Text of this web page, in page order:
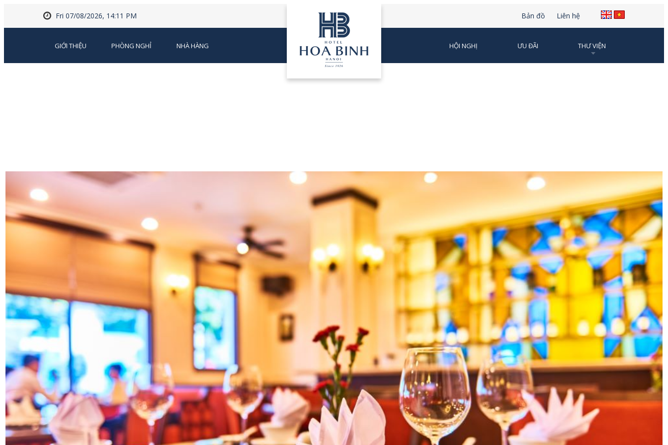
Fri 07/08/2026, 14:11 PM Bản đồ Liên hệ
GIỚI THIỆU PHÒNG NGHỈ NHÀ HÀNG HỘI NGHỊ ƯU ĐÃI THƯ VIỆN